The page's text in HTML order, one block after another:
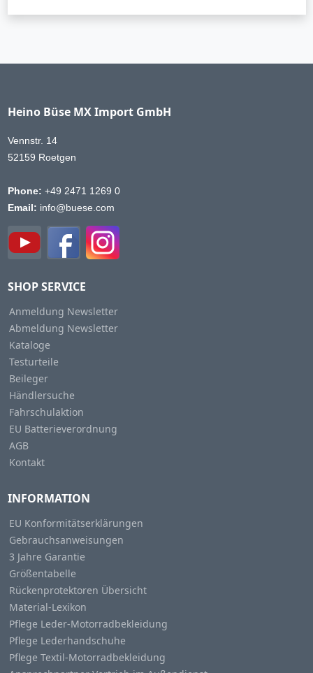
Heino Büse MX Import GmbH
Vennstr. 14
52159 Roetgen
Phone: +49 2471 1269 0
Email: info@buese.com
SHOP SERVICE
Anmeldung Newsletter
Abmeldung Newsletter
Kataloge
Testurteile
Beileger
Händlersuche
Fahrschulaktion
EU Batterieverordnung
AGB
Kontakt
INFORMATION
EU Konformitätserklärungen
Gebrauchsanweisungen
3 Jahre Garantie
Größentabelle
Rückenprotektoren Übersicht
Material-Lexikon
Pflege Leder-Motorradbekleidung
Pflege Lederhandschuhe
Pflege Textil-Motorradbekleidung